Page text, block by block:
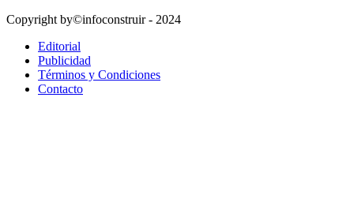
Copyright by©infoconstruir - 2024
Editorial
Publicidad
Términos y Condiciones
Contacto